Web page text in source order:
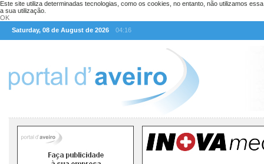
Este site utiliza determinadas tecnologias, como os cookies, no entanto, não utilizamos
a sua utilização.
OK
Saturday, 08 de August de 2026
04:16